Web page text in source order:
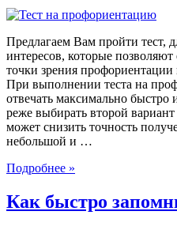
Предлагаем Вам пройти тест,
интересов, которые
точки зрения
При выполнении теста на
отвечать максимально
реже выбирать второй
может снизить точность
небольшой и …
Подробнее »
Как быстро